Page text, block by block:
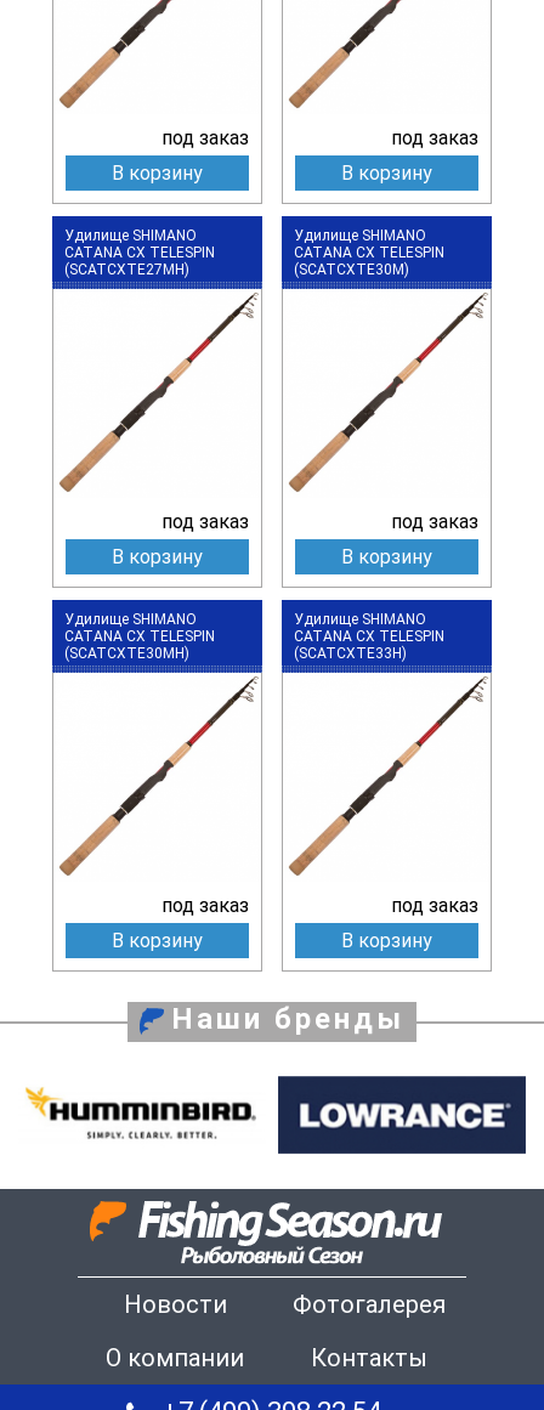
под заказ
В корзину
под заказ
В корзину
Удилище SHIMANO
CATANA CX TELESPIN
(SCATCXTE27MH)
под заказ
В корзину
Удилище SHIMANO
CATANA CX TELESPIN
(SCATCXTE30M)
под заказ
В корзину
Удилище SHIMANO
CATANA CX TELESPIN
(SCATCXTE30MH)
под заказ
В корзину
Удилище SHIMANO
CATANA CX TELESPIN
(SCATCXTE33H)
под заказ
В корзину
Наши бренды
Новости
Фотогалерея
О компании
Контакты